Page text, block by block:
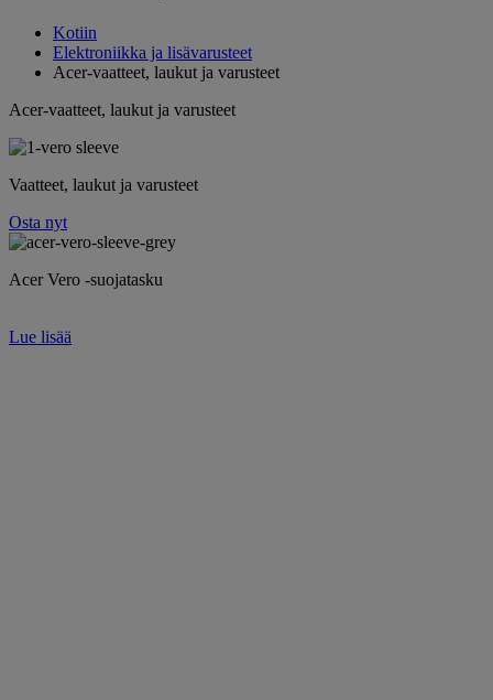
Kotiin
Elektroniikka ja lisävarusteet
Acer-vaatteet, laukut ja varusteet
Acer-vaatteet, laukut ja varusteet
Vaatteet, laukut ja varusteet
Osta nyt
Acer Vero -suojatasku
Lue lisää